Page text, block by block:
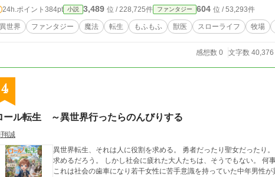
24h.ポイント 384pt 小説 3,489 位 / 228,725件 ファンタジー 604 位 / 53,293件
異世界 ファンタジー 魔法 転生 もふもふ 獣医 スローライフ 牧場
感想数 0 文字数 40,376
4
ール転生 ～異世界行ったらのんびりする
誠
異世界転生、それは人に役割を求める。 勇者だったり聖女だったり
求めるだろう。 しかし社会に疲れた大人たちは、そうでもない。 何
これは社会の歯車になり若干女性に苦手意識を持っていた中年男性が異世界転生を